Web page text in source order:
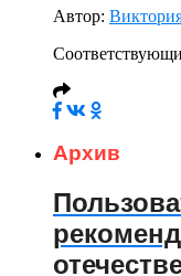
Автор:
Архив